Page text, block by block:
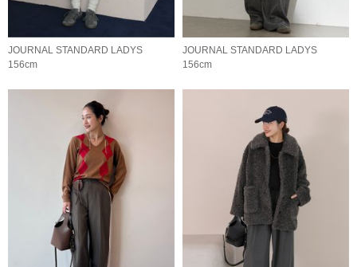
JOURNAL STANDARD LADYS
156cm
JOURNAL STANDARD LADYS
156cm